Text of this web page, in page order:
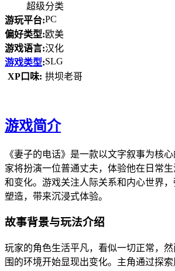
超级分类
游玩平台:PC
偏好类型:欧美
游戏语言:汉化
游戏类型:SLG
XP口味: 拱坝老哥
游戏简介
《妻子的电话》是一款以文字叙事为核
家将扮演一位普通丈夫，体验他在日常
和变化。游戏关注人际关系和内心世界
塑造，带来沉浸式体验。
故事背景与玩法介绍
玩家的角色生活平凡，看似一切正常，
围的环境开始显现出变化。主角通过探